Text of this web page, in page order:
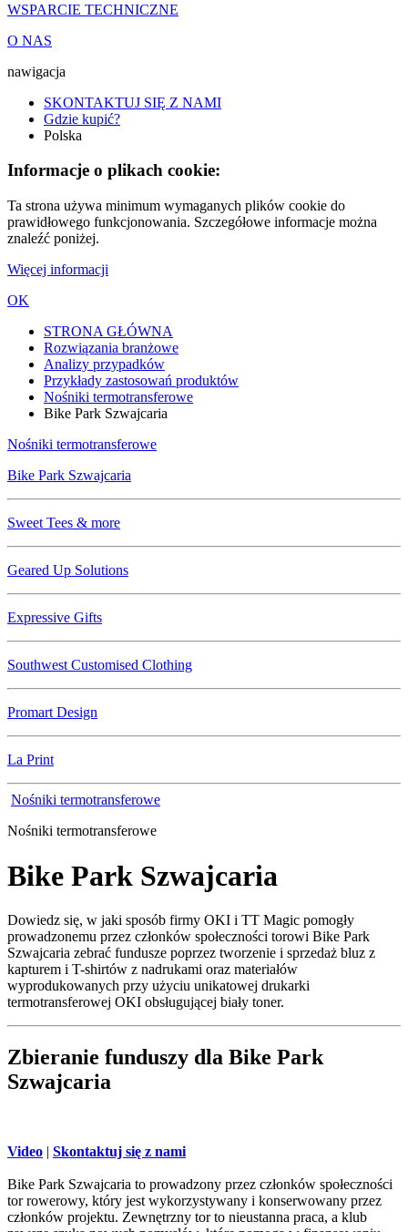
WSPARCIE TECHNICZNE
O NAS
nawigacja
SKONTAKTUJ SIĘ Z NAMI
Gdzie kupić?
Polska
Informacje o plikach cookie:
Ta strona używa minimum wymaganych plików cookie do
prawidłowego funkcjonowania. Szczegółowe informacje można
znaleźć poniżej.
Więcej informacji
OK
STRONA GŁÓWNA
Rozwiązania branżowe
Analizy przypadków
Przykłady zastosowań produktów
Nośniki termotransferowe
Bike Park Szwajcaria
Nośniki termotransferowe
Bike Park Szwajcaria
Sweet Tees & more
Geared Up Solutions
Expressive Gifts
Southwest Customised Clothing
Promart Design
La Print
Nośniki termotransferowe
Nośniki termotransferowe
Bike Park Szwajcaria
Dowiedz się, w jaki sposób firmy OKI i TT Magic pomogły
prowadzonemu przez członków społeczności torowi Bike Park
Szwajcaria zebrać fundusze poprzez tworzenie i sprzedaż bluz z
kapturem i T-shirtów z nadrukami oraz materiałów
wyprodukowanych przy użyciu unikatowej drukarki
termotransferowej OKI obsługującej biały toner.
Zbieranie funduszy dla Bike Park
Szwajcaria
Video | Skontaktuj się z nami
Bike Park Szwajcaria to prowadzony przez członków społeczności
tor rowerowy, który jest wykorzystywany i konserwowany przez
członków projektu. Zewnętrzny tor to nieustanna praca, a klub